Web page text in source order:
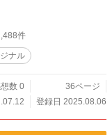
件
ナル
数 0
36ページ
登録日 2025.08.06